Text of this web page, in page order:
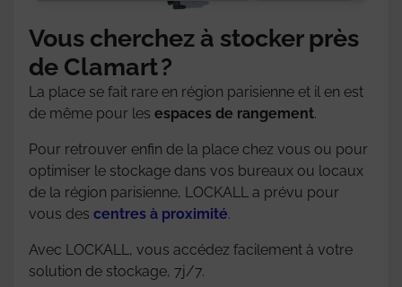
Vous cherchez à stocker près
de Clamart ?
La place se fait rare en région parisienne et il en est
de même pour les espaces de rangement.
Pour retrouver enfin de la place chez vous ou pour
optimiser le stockage dans vos bureaux ou locaux
de la région parisienne, LOCKALL a prévu pour
vous des centres à proximité.
Avec LOCKALL, vous accédez facilement à votre
solution de stockage, 7j/7.